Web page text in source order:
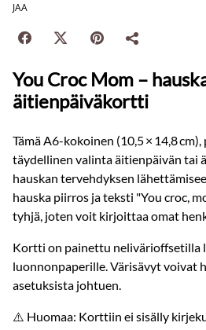
JAA
You Croc Mom –
äitienpäiväkortti
Tämä A6-kokoinen (10,5 × 14,8
täydellinen valinta äitienpäivän tai
hauskan tervehdyksen
hauska piirros ja teksti "You croc,
tyhjä, joten voit kirjoittaa omat
Kortti on painettu nelivärioffsetilla
luonnonpaperille. Värisävyt voivat
asetuksista johtuen.
⚠️ Huomaa: Korttiin ei sisälly